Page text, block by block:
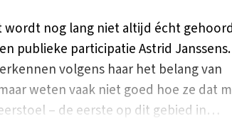
wordt nog lang niet altijd écht
publieke participatie Astrid
volgens haar het belang van
weten vaak niet goed hoe ze dat
– de eerste op dit gebied in…